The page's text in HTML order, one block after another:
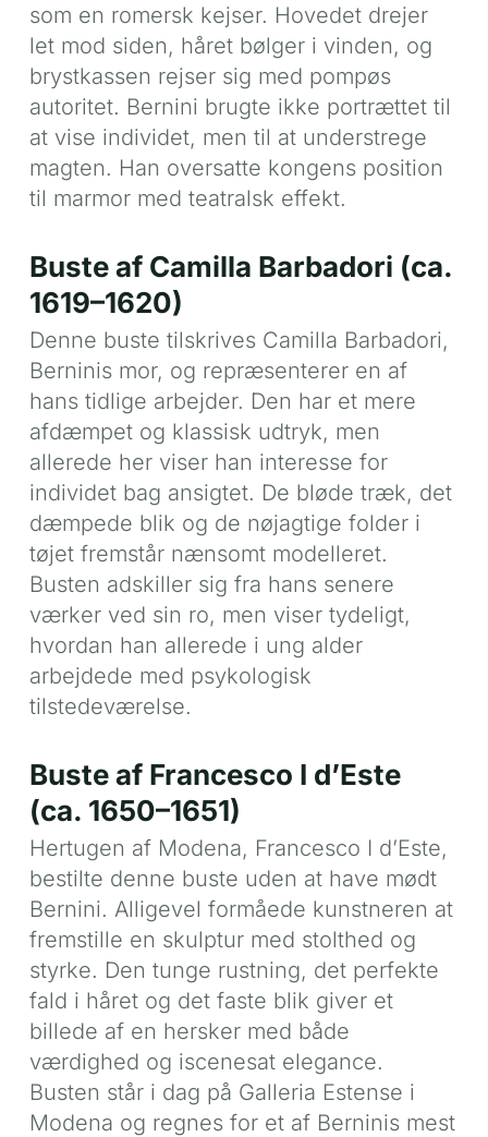
som en romersk kejser. Hovedet drejer
let mod siden, håret bølger i vinden, og
brystkassen rejser sig med pompøs
autoritet. Bernini brugte ikke portrættet til
at vise individet, men til at understrege
magten. Han oversatte kongens position
til marmor med teatralsk effekt.
Buste af Camilla Barbadori (ca.
1619–1620)
Denne buste tilskrives Camilla Barbadori,
Berninis mor, og repræsenterer en af
hans tidlige arbejder. Den har et mere
afdæmpet og klassisk udtryk, men
allerede her viser han interesse for
individet bag ansigtet. De bløde træk, det
dæmpede blik og de nøjagtige folder i
tøjet fremstår nænsomt modelleret.
Busten adskiller sig fra hans senere
værker ved sin ro, men viser tydeligt,
hvordan han allerede i ung alder
arbejdede med psykologisk
tilstedeværelse.
Buste af Francesco I d’Este
(ca. 1650–1651)
Hertugen af Modena, Francesco I d’Este,
bestilte denne buste uden at have mødt
Bernini. Alligevel formåede kunstneren at
fremstille en skulptur med stolthed og
styrke. Den tunge rustning, det perfekte
fald i håret og det faste blik giver et
billede af en hersker med både
værdighed og iscenesat elegance.
Busten står i dag på Galleria Estense i
Modena og regnes for et af Berninis mest